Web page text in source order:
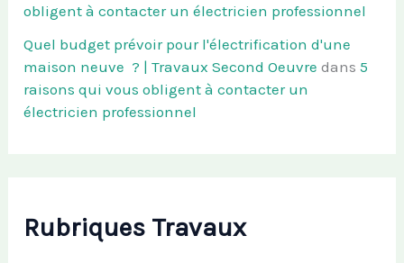
obligent à contacter un électricien professionnel
Quel budget prévoir pour l'électrification d'une
maison neuve ? | Travaux Second Oeuvre dans5
raisons qui vous obligent à contacter un
électricien professionnel
Rubriques Travaux